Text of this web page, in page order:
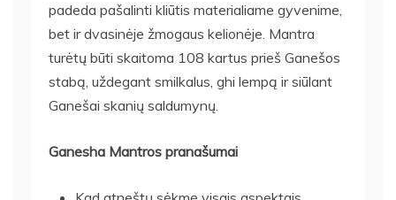
padeda pašalinti kliūtis materialiame gyvenime,
bet ir dvasinėje žmogaus kelionėje. Mantra
turėtų būti skaitoma 108 kartus prieš Ganešos
stabą, uždegant smilkalus, ghi lempą ir siūlant
Ganešai skanių saldumynų.
Ganesha Mantros pranašumai